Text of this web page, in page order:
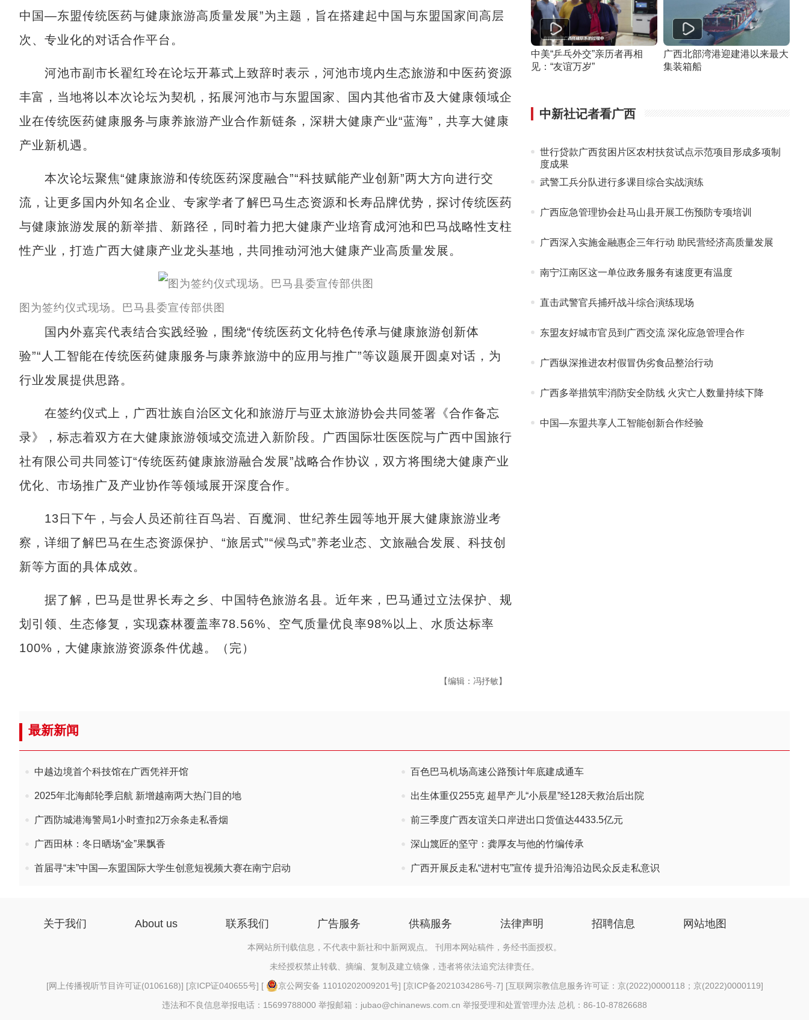
中国—东盟传统医药与健康旅游高质量发展”为主题，旨在搭建起中国与东盟国家间高层
次、专业化的对话合作平台。
河池市副市长翟红玲在论坛开幕式上致辞时表示，河池市境内生态旅游和中医药资源
丰富，当地将以本次论坛为契机，拓展河池市与东盟国家、国内其他省市及大健康领域企
业在传统医药健康服务与康养旅游产业合作新链条，深耕大健康产业“蓝海”，共享大健康
产业新机遇。
本次论坛聚焦“健康旅游和传统医药深度融合”“科技赋能产业创新”两大方向进行交
流，让更多国内外知名企业、专家学者了解巴马生态资源和长寿品牌优势，探讨传统医药
与健康旅游发展的新举措、新路径，同时着力把大健康产业培育成河池和巴马战略性支柱
性产业，打造广西大健康产业龙头基地，共同推动河池大健康产业高质量发展。
图为签约仪式现场。巴马县委宣传部供图
国内外嘉宾代表结合实践经验，围绕“传统医药文化特色传承与健康旅游创新体
验”“人工智能在传统医药健康服务与康养旅游中的应用与推广”等议题展开圆桌对话，为
行业发展提供思路。
在签约仪式上，广西壮族自治区文化和旅游厅与亚太旅游协会共同签署《合作备忘
录》，标志着双方在大健康旅游领域交流进入新阶段。广西国际壮医医院与广西中国旅行
社有限公司共同签订“传统医药健康旅游融合发展”战略合作协议，双方将围绕大健康产业
优化、市场推广及产业协作等领域展开深度合作。
13日下午，与会人员还前往百鸟岩、百魔洞、世纪养生园等地开展大健康旅游业考
察，详细了解巴马在生态资源保护、“旅居式”“候鸟式”养老业态、文旅融合发展、科技创
新等方面的具体成效。
据了解，巴马是世界长寿之乡、中国特色旅游名县。近年来，巴马通过立法保护、规
划引领、生态修复，实现森林覆盖率78.56%、空气质量优良率98%以上、水质达标率
100%，大健康旅游资源条件优越。（完）
【编辑：冯抒敏】
中美“乒乓外交”亲历者再相
见：“友谊万岁”
广西北部湾港迎建港以来最大
集装箱船
中新社记者看广西
世行贷款广西贫困片区农村扶贫试点示范项目形成多项制
度成果
武警工兵分队进行多课目综合实战演练
广西应急管理协会赴马山县开展工伤预防专项培训
广西深入实施金融惠企三年行动 助民营经济高质量发展
南宁江南区这一单位政务服务有速度更有温度
直击武警官兵捕歼战斗综合演练现场
东盟友好城市官员到广西交流 深化应急管理合作
广西纵深推进农村假冒伪劣食品整治行动
广西多举措筑牢消防安全防线 火灾亡人数量持续下降
中国—东盟共享人工智能创新合作经验
最新新闻
中越边境首个科技馆在广西凭祥开馆 百色巴马机场高速公路预计年底建成通车
2025年北海邮轮季启航 新增越南两大热门目的地 出生体重仅255克 超早产儿“小辰星”经128天救治后出院
广西防城港海警局1小时查扣2万余条走私香烟 前三季度广西友谊关口岸进出口货值达4433.5亿元
广西田林：冬日晒场“金”果飘香 深山篾匠的坚守：龚厚友与他的竹编传承
首届寻“未”中国—东盟国际大学生创意短视频大赛在南宁启动 广西开展反走私“进村屯”宣传 提升沿海沿边民众反走私意识
关于我们 About us 联系我们 广告服务 供稿服务 法律声明 招聘信息 网站地图
本网站所刊载信息，不代表中新社和中新网观点。 刊用本网站稿件，务经书面授权。
未经授权禁止转载、摘编、复制及建立镜像，违者将依法追究法律责任。
[网上传播视听节目许可证(0106168)] [京ICP证040655号] [ 京公网安备 11010202009201号] [京ICP备2021034286号-7] [互联网宗教信息服务许可证：京(2022)0000118；京(2022)0000119]
违法和不良信息举报电话：15699788000 举报邮箱：jubao@chinanews.com.cn 举报受理和处置管理办法 总机：86-10-87826688